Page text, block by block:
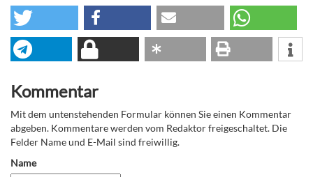
Kommentar
Mit dem untenstehenden Formular können Sie einen Kommentar
abgeben. Kommentare werden vom Redaktor freigeschaltet. Die
Felder Name und E-Mail sind freiwillig.
Name